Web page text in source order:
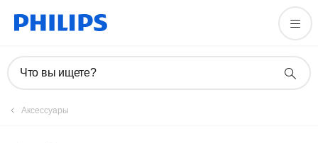
Что вы ищете?
Аксессуары